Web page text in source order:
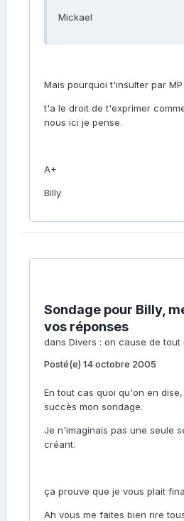
Mickael
Mais pourquoi t'insulter par MP
t'a le droit de t'exprimer
nous ici je pense.
A+
Billy
Sondage pour Billy,
vos réponses
dans Divers : on cause de tout
Posté(e) 14 octobre 2005
En tout cas quoi qu'on en
succès mon sondage.
Je n'imaginais pas une seule
créant.
ça prouve que je vous plait
Ah vous me faites bien rire